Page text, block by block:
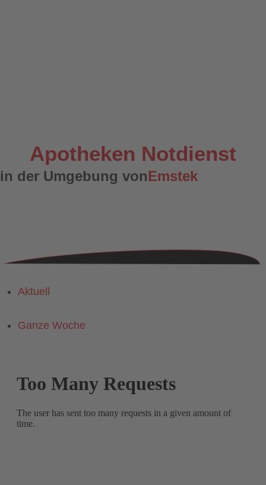
Apotheken Notdienst
in der Umgebung vonEmstek
Aktuell
Ganze Woche